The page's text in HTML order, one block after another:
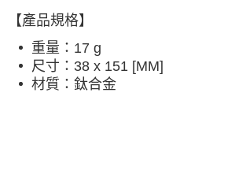
【產品規格】
重量：17 g
尺寸：38 x 151 [MM]
材質：鈦合金